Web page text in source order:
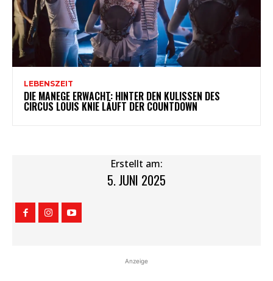
LEBENSZEIT
DIE MANEGE ERWACHT: HINTER DEN KULISSEN DES
CIRCUS LOUIS KNIE LÄUFT DER COUNTDOWN
Erstellt am:
5. JUNI 2025
Anzeige